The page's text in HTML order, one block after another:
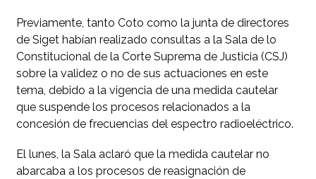
Previamente, tanto Coto como la junta de directores
de Siget habían realizado consultas a la Sala de lo
Constitucional de la Corte Suprema de Justicia (CSJ)
sobre la validez o no de sus actuaciones en este
tema, debido a la vigencia de una medida cautelar
que suspende los procesos relacionados a la
concesión de frecuencias del espectro radioeléctrico.
El lunes, la Sala aclaró que la medida cautelar no
abarcaba a los procesos de reasignación de